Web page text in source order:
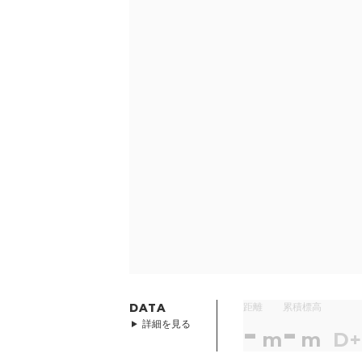
DATA 距離
- m
累積標高
- m D+
詳細を見る